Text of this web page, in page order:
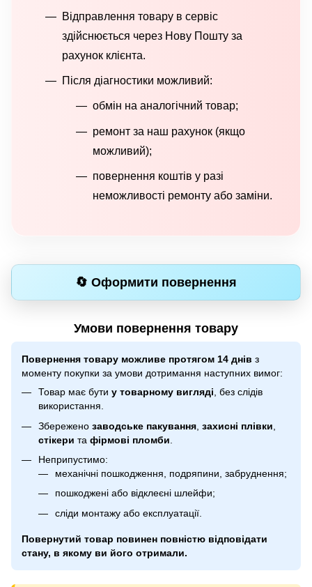
Відправлення товару в сервіс
здійснюється через Нову Пошту за
рахунок клієнта.
Після діагностики можливий:
обмін на аналогічний товар;
ремонт за наш рахунок (якщо
можливий);
повернення коштів у разі
неможливості ремонту або заміни.
🔄 Оформити повернення
Умови повернення товару
Повернення товару можливе протягом 14 днів з
моменту покупки за умови дотримання наступних вимог:
Товар має бути у товарному вигляді, без слідів
використання.
Збережено заводське пакування захисні плівки
стікери та фірмові пломби
Неприпустимо:
механічні пошкодження, подряпини, забруднення;
пошкоджені або відклеєні шлейфи;
сліди монтажу або експлуатації.
Повернутий товар повинен повністю відповідати
стану, в якому ви його отримали.